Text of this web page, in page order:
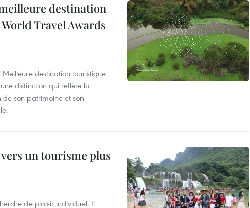
destination
Travel Awards
destination touristique
distinction qui reflète la
de son patrimoine et son
un tourisme plus
de plaisir individuel. Il